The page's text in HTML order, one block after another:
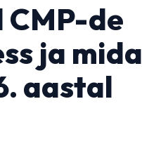
de
ja mida
aastal